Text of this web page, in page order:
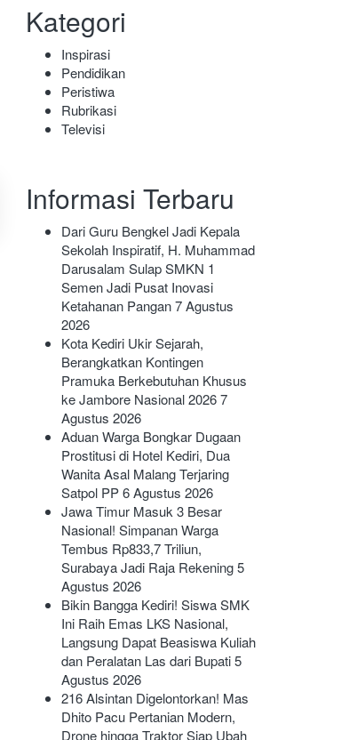
Kategori
Inspirasi
Pendidikan
Peristiwa
Rubrikasi
Televisi
Informasi Terbaru
Dari Guru Bengkel Jadi Kepala
Sekolah Inspiratif, H. Muhammad
Darusalam Sulap SMKN 1
Semen Jadi Pusat Inovasi
Ketahanan Pangan 7 Agustus
2026
Kota Kediri Ukir Sejarah,
Berangkatkan Kontingen
Pramuka Berkebutuhan Khusus
ke Jambore Nasional 2026 7
Agustus 2026
Aduan Warga Bongkar Dugaan
Prostitusi di Hotel Kediri, Dua
Wanita Asal Malang Terjaring
Satpol PP 6 Agustus 2026
Jawa Timur Masuk 3 Besar
Nasional! Simpanan Warga
Tembus Rp833,7 Triliun,
Surabaya Jadi Raja Rekening 5
Agustus 2026
Bikin Bangga Kediri! Siswa SMK
Ini Raih Emas LKS Nasional,
Langsung Dapat Beasiswa Kuliah
dan Peralatan Las dari Bupati 5
Agustus 2026
216 Alsintan Digelontorkan! Mas
Dhito Pacu Pertanian Modern,
Drone hingga Traktor Siap Ubah